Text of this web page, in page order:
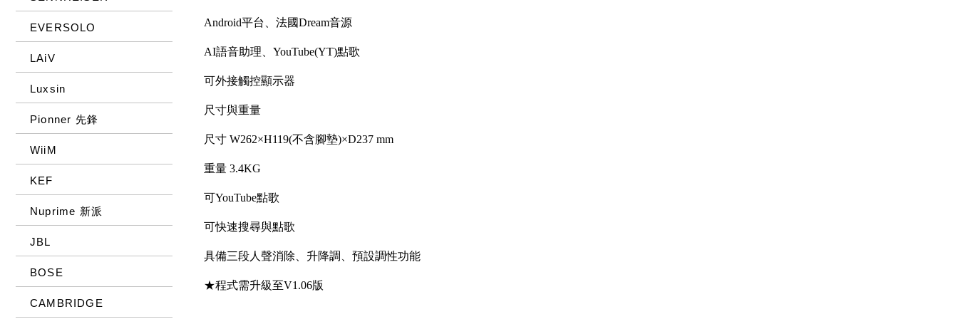
EVERSOLO
LAiV
Luxsin
Pionner 先鋒
WiiM
KEF
Nuprime 新派
JBL
BOSE
CAMBRIDGE
Android平台、法國Dream音源
AI語音助理、YouTube(YT)點歌
可外接觸控顯示器
尺寸與重量
尺寸 W262×H119(不含腳墊)×D237 mm
重量 3.4KG
可YouTube點歌
可快速搜尋與點歌
具備三段人聲消除、升降調、預設調性功能
★程式需升級至V1.06版